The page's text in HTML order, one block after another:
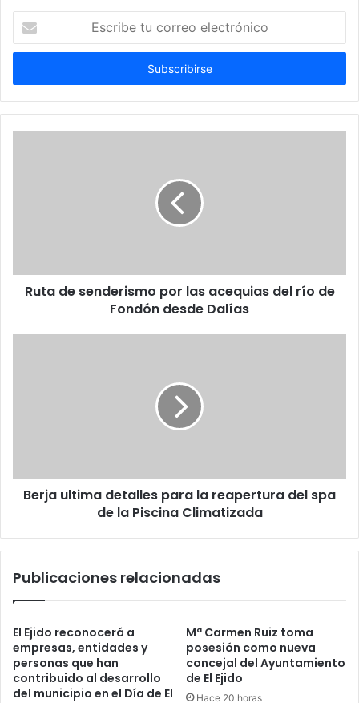
correo
Ruta de senderismo por las acequias del río de
Fondón desde Dalías
Berja ultima detalles para la reapertura del spa
de la Piscina Climatizada
Publicaciones relacionadas
El Ejido reconocerá a
empresas, entidades y
personas que han
contribuido al desarrollo
del municipio en el Día de El
Mª Carmen Ruiz toma
posesión como nueva
concejal del Ayuntamiento
de El Ejido
Hace 20 horas